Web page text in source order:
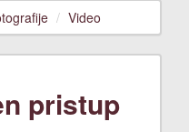
Video
pristup